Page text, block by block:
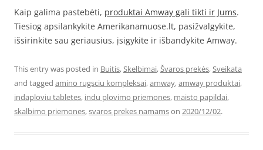
Kaip galima pastebėti, produktai Amway gali tikti ir Jums.
Tiesiog apsilankykite Amerikanamuose.lt, pasižvalgykite,
išsirinkite sau geriausius, įsigykite ir išbandykite Amway.
This entry was posted in Buitis, Skelbimai, Švaros prekės, Sveikata
and tagged amino rugsciu kompleksai,amway,amway produktai,
indaploviu tabletes, indu plovimo priemones, maisto papildai,
skalbimo priemones,svaros prekes namamson 2020/12/02.